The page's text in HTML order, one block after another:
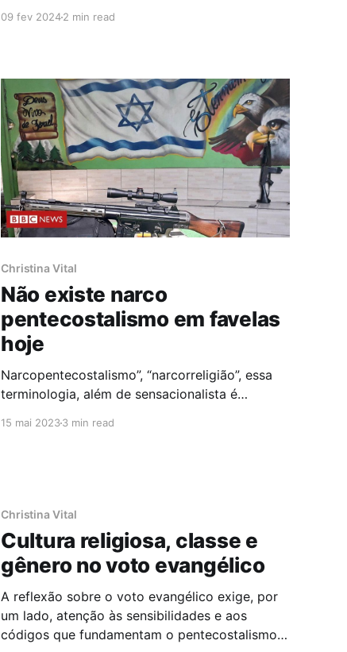
ruais e urbanos). Os estabelecimentos
religiosos ocupam o quinto lugar no ranking,
09 fev 20242 min read
Christina Vital
Não existe narco
pentecostalismo em favelas
hoje
Narcopentecostalismo”, “narcorreligião”, essa
terminologia, além de sensacionalista é
15 mai 20233 min read
Christina Vital
Cultura religiosa, classe e
gênero no voto evangélico
A reflexão sobre o voto evangélico exige, por
um lado, atenção às sensibilidades e aos
códigos que fundamentam o pentecostalismo,